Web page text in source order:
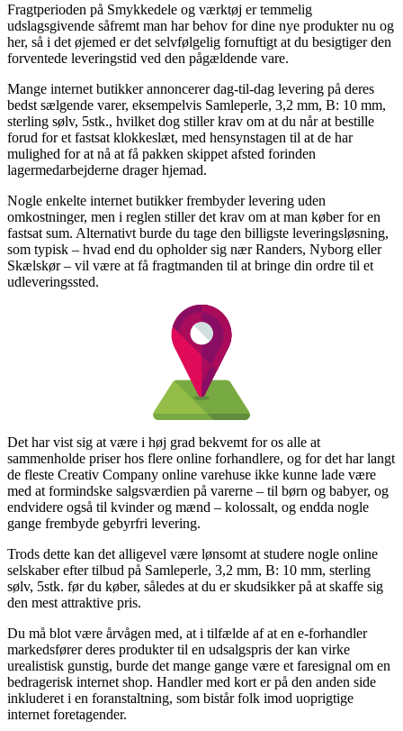
Fragtperioden på Smykkedele og værktøj er temmelig
udslagsgivende såfremt man har behov for dine nye produkter nu og
her, så i det øjemed er det selvfølgelig fornuftigt at du besigtiger den
forventede leveringstid ved den pågældende vare.
Mange internet butikker annoncerer dag-til-dag levering på deres
bedst sælgende varer, eksempelvis Samleperle, 3,2 mm, B: 10 mm,
sterling sølv, 5stk., hvilket dog stiller krav om at du når at bestille
forud for et fastsat klokkeslæt, med hensynstagen til at de har
mulighed for at nå at få pakken skippet afsted forinden
lagermedarbejderne drager hjemad.
Nogle enkelte internet butikker frembyder levering uden
omkostninger, men i reglen stiller det krav om at man køber for en
fastsat sum. Alternativt burde du tage den billigste leveringsløsning,
som typisk – hvad end du opholder sig nær Randers, Nyborg eller
Skælskør – vil være at få fragtmanden til at bringe din ordre til et
udleveringssted.
Det har vist sig at være i høj grad bekvemt for os alle at
sammenholde priser hos flere online forhandlere, og for det har langt
de fleste Creativ Company online varehuse ikke kunne lade være
med at formindske salgsværdien på varerne – til børn og babyer, og
endvidere også til kvinder og mænd – kolossalt, og endda nogle
gange frembyde gebyrfri levering.
Trods dette kan det alligevel være lønsomt at studere nogle online
selskaber efter tilbud på Samleperle, 3,2 mm, B: 10 mm, sterling
sølv, 5stk. før du køber, således at du er skudsikker på at skaffe sig
den mest attraktive pris.
Du må blot være årvågen med, at i tilfælde af at en e-forhandler
markedsfører deres produkter til en udsalgspris der kan virke
urealistisk gunstig, burde det mange gange være et faresignal om en
bedragerisk internet shop. Handler med kort er på den anden side
inkluderet i en foranstaltning, som bistår folk imod uoprigtige
internet foretagender.